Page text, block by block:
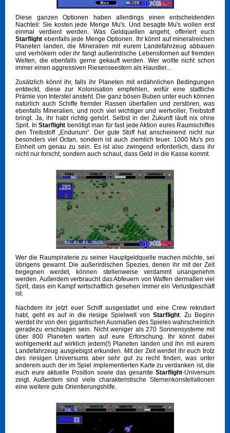
Diese ganzen Optionen haben allerdings einen entscheidenden
Nachteil: Sie kosten jede Menge Mu's. Und besagte Mu's wollen erst
einmal verdient werden. Was Geldquellen angeht, offeriert euch
Starflight ebenfalls jede Menge Optionen. Ihr könnt auf mineralreichen
Planeten landen, die Mineralien mit eurem Landefahrzeug abbauen
und verhökern oder ihr fangt außerirdische Lebensformen auf fremden
Welten, die ebenfalls gerne gekauft werden. Wer wollte nicht schon
immer einen aggressiven Riesenseestern als Haustier...
Zusätzlich könnt ihr, falls ihr Planeten mit erdähnlichen Bedingungen
entdeckt, diese zur Kolonisation empfehlen, wofür eine stattliche
Prämie von Interstel ansteht. Die ganz bösen Buben unter euch können
natürlich auch Schiffe fremder Rassen überfallen und zerstören, was
ebenfalls Mineralien, und noch viel wichtiger und wertvoller, Treibstoff
bringt. Ja, ihr habt richtig gehört. Selbst in der Zukunft läuft nix ohne
Sprit. In Starflight benötigt man für fast jede Aktion eures Raumschiffes
den Treibstoff „Endurium“. Der gute Stoff hat anscheinend nicht nur
besonders viel Octan, sondern ist auch ziemlich teuer. 1000 Mu's pro
Einheit um genau zu sein. Es ist also zwingend erforderlich, dass ihr
nicht nur forscht, sondern auch schaut, dass Geld in die Kasse kommt.
Wer die Raumpiraterie zu seiner Hauptgeldquelle machen möchte, sei
übrigens gewarnt. Die außerirdischen Spezies, denen ihr mit der Zeit
begegnen werdet, können stellenweise verdammt unangenehm
werden. Außerdem verbraucht das Abfeuern von Waffen dermaßen viel
Sprit, dass ein Kampf wirtschaftlich gesehen immer ein Verlustgeschäft
ist.
Nachdem ihr jetzt euer Schiff ausgestattet und eine Crew rekrutiert
habt, geht es auf in die riesige Spielwelt vonStarflight. Zu Beginn
werdet ihr von den gigantischen Ausmaßen des Spieles wahrscheinlich
geradezu erschlagen sein. Nicht weniger als 270 Sonnensysteme mit
über 800 Planeten warten auf eure Erforschung. Ihr könnt dabei
wohlgemerkt auf wirklich jedem(!) Planeten landen und ihn mit eurem
Landefahrzeug ausgiebigst erkunden. Mit der Zeit werdet ihr euch trotz
des riesigen Universums aber sehr gut zu recht finden, was unter
anderem auch der im Spiel implementierten Karte zu verdanken ist, die
euch eure aktuelle Position sowie das gesamte Starflight-Universum
zeigt. Außerdem sind viele charakteristische Sternenkonstellationen
eine weitere gute Orientierungshilfe.